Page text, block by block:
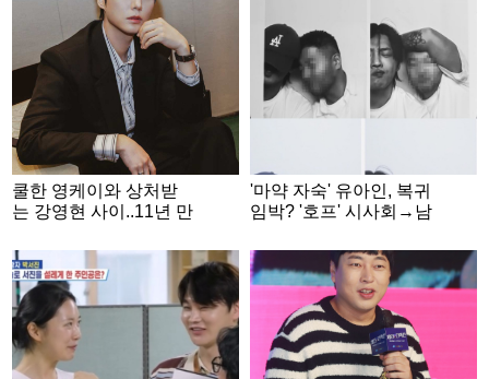
쿨한 영케이와 상처받
는 강영현 사이..11년 만
FULL인터뷰]
'마약 자숙' 유아인, 복귀
임박? '호프' 시사회→남
네 [스타이슈]